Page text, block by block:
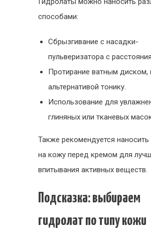
способами:
Сбрызгивание с насадки-
пульверизатора с
Протирание ватным диском,
альтернативой тонику.
Использование для
глиняных или тканевых
Также рекомендуется наносить
на кожу перед кремом для
впитывания активных веществ.
Подсказка: выбираем
гидролат по типу кожи